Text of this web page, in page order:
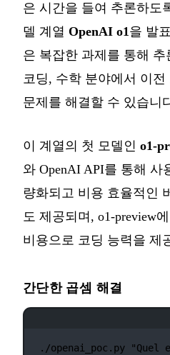
은 시간을 들여 추론하도
델 계열 OpenAI o1을 발
은 복잡한 과제를 통해
코딩, 수학 분야에서 이
문제를 해결할 수 있습니
이 계열의 첫 모델인 o1-
와 OpenAI API를 통해 사
량화되고 비용 효율적인
도 제공되며, o1-preview
비용으로 코딩 능력을 제
간단한 곱셈 해결
./openai_poc.py "Quel